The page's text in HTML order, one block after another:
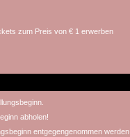
zum Preis von € 1 erwerben
abholen!
entgegengenommen werden.